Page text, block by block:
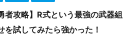
者攻略】R式という最強の武器組
を試してみたら強かった！